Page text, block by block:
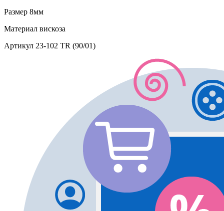
Размер 8мм
Материал вискоза
Артикул 23-102 TR (90/01)